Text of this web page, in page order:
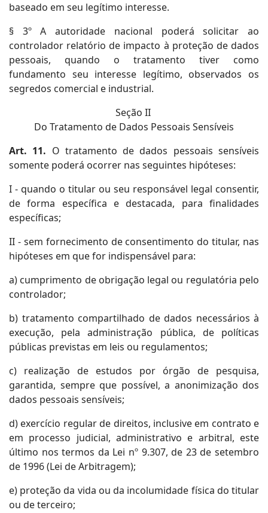
baseado em seu legítimo interesse.
§ 3º A autoridade nacional poderá solicitar ao
controlador relatório de impacto à proteção de dados
pessoais, quando o tratamento tiver como
fundamento seu interesse legítimo, observados os
segredos comercial e industrial.
Seção II
Do Tratamento de Dados Pessoais Sensíveis
Art. 11. O tratamento de dados pessoais sensíveis
somente poderá ocorrer nas seguintes hipóteses:
I - quando o titular ou seu responsável legal consentir,
de forma específica e destacada, para finalidades
específicas;
II - sem fornecimento de consentimento do titular, nas
hipóteses em que for indispensável para:
a) cumprimento de obrigação legal ou regulatória pelo
controlador;
b) tratamento compartilhado de dados necessários à
execução, pela administração pública, de políticas
públicas previstas em leis ou regulamentos;
c) realização de estudos por órgão de pesquisa,
garantida, sempre que possível, a anonimização dos
dados pessoais sensíveis;
d) exercício regular de direitos, inclusive em contrato e
em processo judicial, administrativo e arbitral, este
último nos termos da Lei nº 9.307, de 23 de setembro
de 1996 (Lei de Arbitragem);
e) proteção da vida ou da incolumidade física do titular
ou de terceiro;